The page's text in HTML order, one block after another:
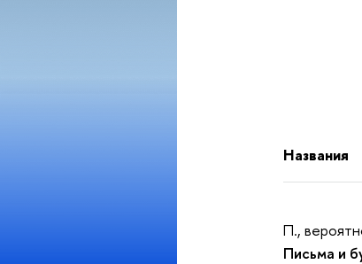
Названия
П.,
Письма и